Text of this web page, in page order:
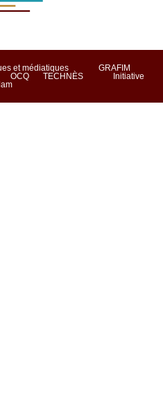
et médiatiques
GRAFIM
OCQ TECHNÈS
Initiative